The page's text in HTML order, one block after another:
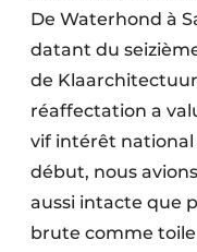
Techniques
De Waterhond à
datant du
de
réaffectation a
vif intérêt national
début, nous
aussi intacte que
brute comme